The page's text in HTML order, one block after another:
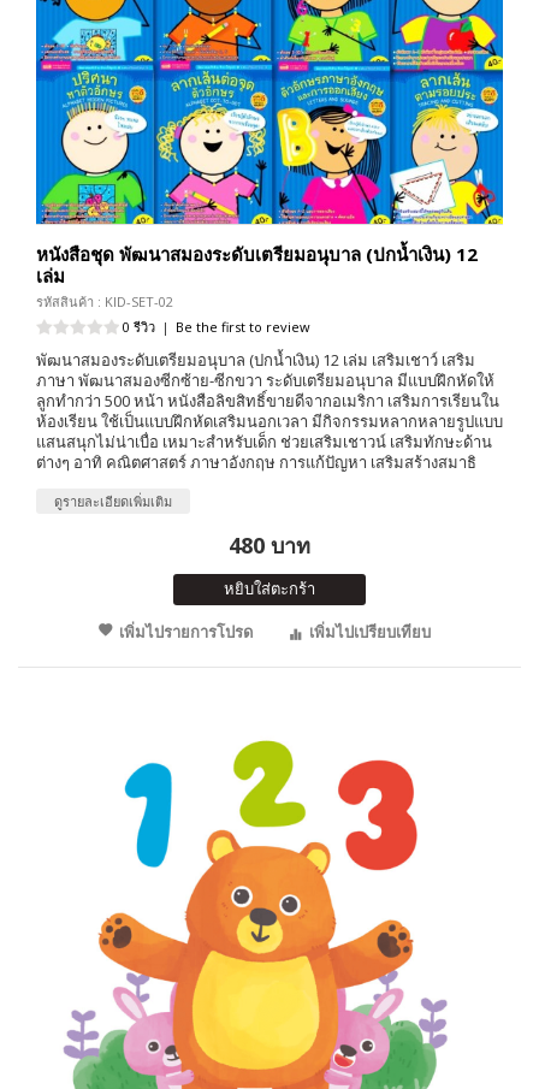
หนังสือชุด พัฒนาสมองระดับเตรียมอนุบาล (ปกน้ำเงิน) 12
เล่ม
รหัสสินค้า : KID-SET-02
0 รีวิว | Be the first to review
พัฒนาสมองระดับเตรียมอนุบาล (ปกน้ำเงิน) 12 เล่ม เสริมเชาว์ เสริม
ภาษา พัฒนาสมองซีกซ้าย-ซีกขวา ระดับเตรียมอนุบาล มีแบบฝึกหัดให้
ลูกทำกว่า 500 หน้า หนังสือลิขสิทธิ์ขายดีจากอเมริกา เสริมการเรียนใน
ห้องเรียน ใช้เป็นแบบฝึกหัดเสริมนอกเวลา มีกิจกรรมหลากหลายรูปแบบ
แสนสนุกไม่น่าเบื่อ เหมาะสำหรับเด็ก ช่วยเสริมเชาวน์ เสริมทักษะด้าน
ต่างๆ อาทิ คณิตศาสตร์ ภาษาอังกฤษ การแก้ปัญหา เสริมสร้างสมาธิ
ดูรายละเอียดเพิ่มเติม
480 บาท
หยิบใส่ตะกร้า
เพิ่มไปรายการโปรด
เพิ่มไปเปรียบเทียบ